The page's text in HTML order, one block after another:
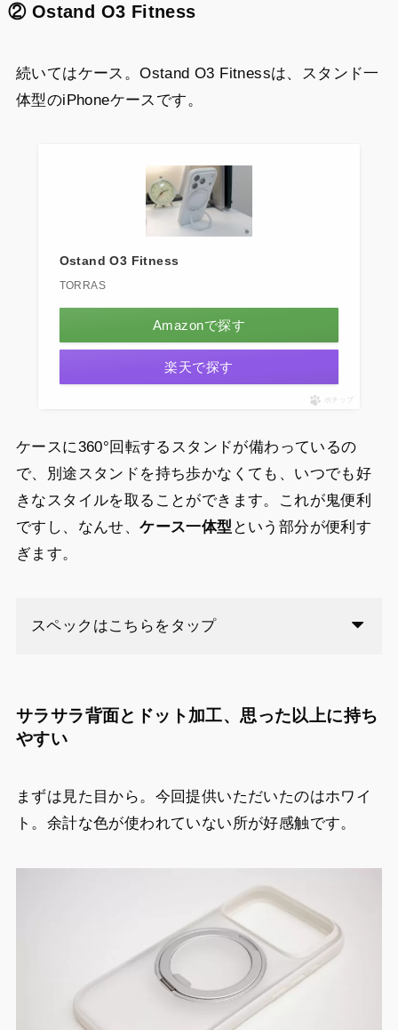
② Ostand O3 Fitness
続いてはケース。Ostand O3 Fitnessは、スタンド一
体型のiPhoneケースです。
Ostand O3 Fitness
TORRAS
Amazonで探す
楽天で探す
ポチップ
ケースに360°回転するスタンドが備わっているの
で、別途スタンドを持ち歩かなくても、いつでも好
きなスタイルを取ることができます。これが鬼便利
ですし、なんせ、ケース一体型 という部分が便利す
ぎます。
スペックはこちらをタップ
サラサラ背面とドット加工、思った以上に持ち
やすい
まずは見た目から。今回提供いただいたのはホワイ
ト。余計な色が使われていない所が好感触です。